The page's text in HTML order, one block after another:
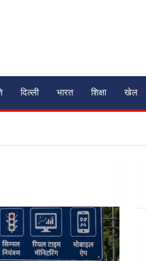
दिल्ली भारत शिक्षा खेल